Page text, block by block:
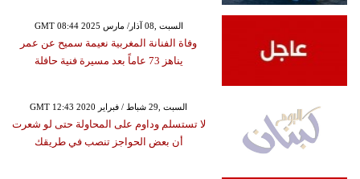
GMT 08:44 2025 السبت ,08 آذار/ مارس
وفاة الفنانة المغربية نعيمة سميح عن عمر
يناهز 73 عاماً بعد مسيرة فنية حافلة
GMT 12:43 2020 السبت ,29 شباط / فبراير
لا تستسلم وداوم على المحاولة حتى لو شعرت
أن بعض الحواجز تنصب في طريقك